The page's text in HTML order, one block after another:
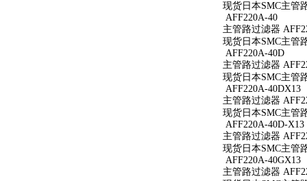
现货日本SMC主管
AFF220A-40
主管路过滤器
现货日本SMC主管
AFF220A-40D
主管路过滤器
现货日本SMC主管
AFF220A-40DX13
主管路过滤器
现货日本SMC主管
AFF220A-40D-X13
主管路过滤器
现货日本SMC主管
AFF220A-40GX13
主管路过滤器